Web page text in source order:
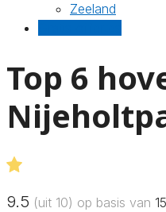
Zeeland
Top 6
9.5 (uit 10) op basis van 15